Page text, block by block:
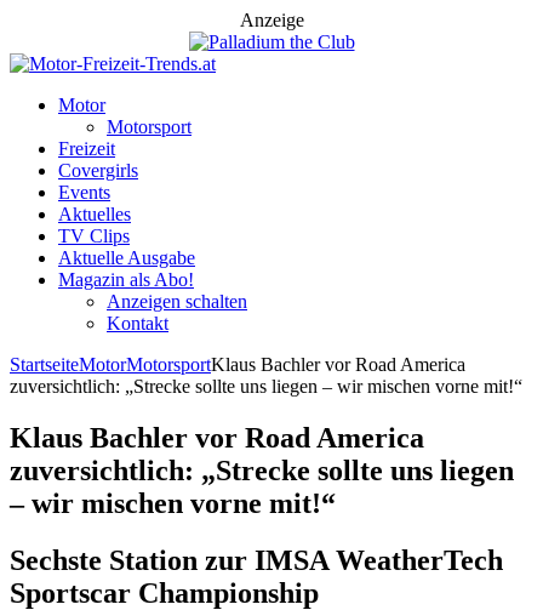
Anzeige
Motor
Motorsport
Freizeit
Covergirls
Events
Aktuelles
TV Clips
Aktuelle Ausgabe
Magazin als Abo!
Anzeigen schalten
Kontakt
StartseiteMotorMotorsportKlaus Bachler vor Road America
zuversichtlich: „Strecke sollte uns liegen – wir mischen vorne mit!“
Klaus Bachler vor Road America
zuversichtlich: „Strecke sollte uns liegen
– wir mischen vorne mit!“
Sechste Station zur IMSA WeatherTech
Sportscar Championship